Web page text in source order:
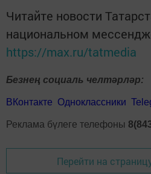
Читайте новости
национальном
https://max.ru/tatmedia
Безнең социаль челтәрләр:
ВКонтакте Одноклассники
Реклама бүлеге телефоны
Перейти на